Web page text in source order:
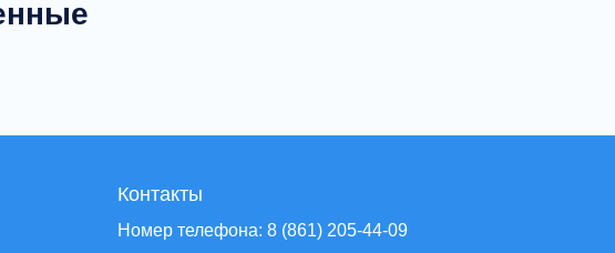
Контакты
Номер телефона: 8 (861) 205-44-09